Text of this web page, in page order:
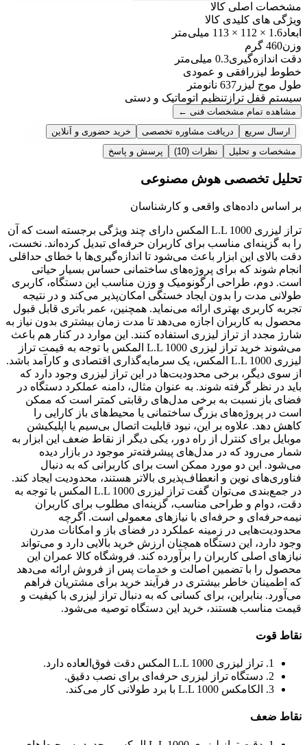
مشخصات اصلی کالا
ویژگی های کلیدی کالا
ابعاد1.6 × 112 × 113 میلی‌متر
وزن460 گرم
دقت اندازه‌گیری0.3 میلی‌متر
خطوط لیزر افقی و عمودی
طول موج لیزر 637 نانومتر
سیستم قفل تراز تنظیم اتوماتیک و دستی
مشاهده تمام مشخصات فنی ←
ارسال سریع
دریافت مشاوره تخصصی
خرید حضوری و آنلاین
مشخصات و تحلیل
نظرات (10) پرسش و پاسخ
تحلیل تخصصی هوش مصنوعی
بر اساس داده‌های واقعی و کارشناسان
تراز لیزری L.L 1000 المکس دارای چند ویژگی برجسته است که آن
را به گزینه‌ای مناسب برای کاربران حرفه‌ای تبدیل کرده‌اند. نخست،
دقت بالای این ابزار باعث می‌شود تا اندازه‌گیری‌ها با خطای حداقلی
انجام شوند که برای پروژه‌های ساختمانی حساس بسیار حیاتی
است. دوم، طراحی ارگونومیک و وزن مناسب این دستگاه، کاربری
طولانی مدت را بدون ایجاد خستگی امکان‌پذیر می‌کند و در نتیجه
تجربه کاربری بهتری ارائه می‌نماید. همچنین، عمر باتری قابل قبول
محصول به کاربران اجازه می‌دهد تا مدت زمان بیشتری بدون نیاز به
شارژ مجدد از تراز لیزری استفاده کنند. این موارد در کنار هم باعث
می‌شوند خرید تراز لیزری L.L 1000 المکس با توجه به قیمت تراز
لیزری L.L 1000 المکس، یک سرمایه‌گذاری اقتصادی و کارآمد باشد.
از سوی دیگر، برخی محدودیت‌ها در این تراز لیزری وجود دارد که
باید در نظر گرفته شوند. به عنوان مثال، دامنه عملکرد دستگاه در
فضای باز نسبت به برخی مدل‌های رقابتی کمتر است که ممکن
است در پروژه‌های بزرگ ساختمانی یا محیط‌های باز کارایی را
کاهش دهد. علاوه بر این، نبود قابلیت اتصال بی‌سیم یا اپلیکیشن
موبایل برای کنترل از راه دور، یکی دیگر از نقاط ضعف این ابزار به
شمار می‌رود که در مدل‌های پیشرفته‌تر موجود در بازار دیده
می‌شود. این دو مورد ممکن است برای کاربرانی که به دنبال
فناوری‌های نوین و انعطاف‌پذیری بالاتر هستند، محدودیت ایجاد کند.
در جمع‌بندی می‌توان گفت تراز لیزری L.L 1000 المکس با توجه به
دقت، دوام و طراحی مناسب، گزینه‌ای مطلوب برای کاربران
نیمه‌حرفه‌ای و حرفه‌ای با نیازهای معمولی است. اگرچه
محدودیت‌هایی در زمینه عملکرد در فضای باز و امکانات مدرن
وجود دارد، این دستگاه همچنان ارزش خرید بالایی دارد و می‌تواند
نیازهای اصلی کاربران را برآورده کند. فروشگاه کالا عمران این
محصول را با تضمین اصالت و خدمات پس از فروش ارائه می‌دهد
که اطمینان خاطر بیشتری در فرآیند خرید برای مشتریان فراهم
می‌آورد. بنابراین، برای کسانی که به دنبال تراز لیزری با کیفیت و
قیمت مناسب هستند، خرید این دستگاه توصیه می‌شود.
نقاط قوت
1. تراز لیزری L.L 1000 المکس دقت فوق‌العاده دارد.
2. دستگاه تراز لیزری حرفه‌ای برای نصب دقیق.
3. الکامکس L.L 1000 با برد طولانی کار می‌کند.
نقاط ضعف